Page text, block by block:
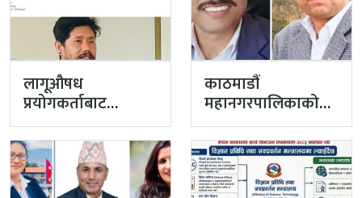
लागूऔषध
प्रयोगकर्ताबाट
सीसीएम उपाध्यक्ष
बनेका गुरुङको अवैध
इमेलले उठायो
अध्यक्ष…
काठमाडौं
महानगरपालिकाको
प्रमुख प्रशासकीय
अधिकृतमा अर्याल,
सहसचिव केसी
अख्तियारबाट ‘आउट’